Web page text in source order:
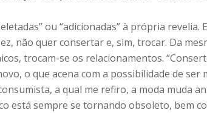
ou “adicionadas” à própria revelia.
não quer consertar e, sim, trocar. Da
trocam-se os relacionamentos.
o que acena com a possibilidade de ser
a qual me refiro, a moda muda
está sempre se tornando obsoleto, bem